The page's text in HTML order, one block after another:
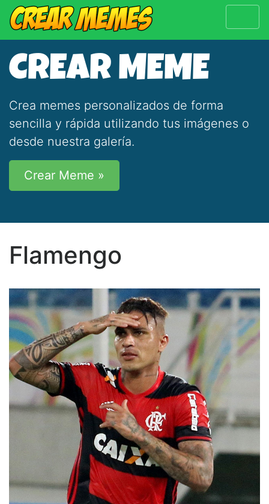
CREAR MEME
Crea memes personalizados de forma
sencilla y rápida utilizando tus imágenes o
desde nuestra galería.
Crear Meme »
Flamengo